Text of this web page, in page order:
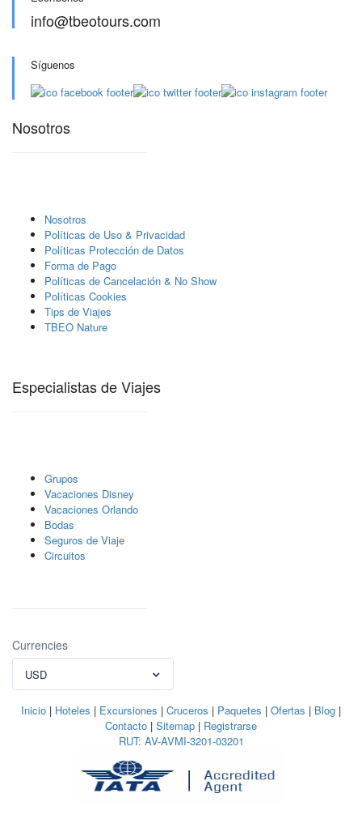
info@tbeotours.com
Síguenos
Nosotros
Nosotros
Polí­ticas de Uso & Privacidad
Polí­ticas Protección de Datos
Forma de Pago
Políticas de Cancelación & No Show
Políticas Cookies
Tips de Viajes
TBEO Nature
Especialistas de Viajes
Grupos
Vacaciones Disney
Vacaciones Orlando
Bodas
Seguros de Viaje
Circuitos
Currencies
USD
Inicio | Hoteles | Excursiones | Cruceros | Paquetes | Ofertas | Blog |
Contacto | Sitemap | Registrarse
RUT: AV-AVMI-3201-03201